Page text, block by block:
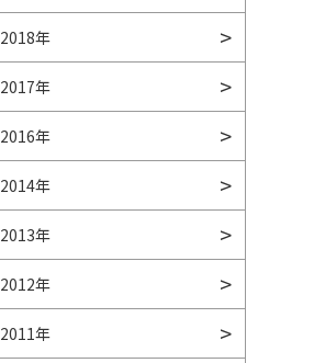
2018年
2017年
2016年
2014年
2013年
2012年
2011年